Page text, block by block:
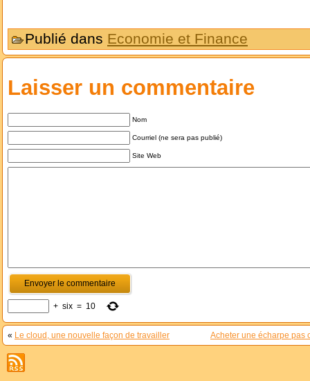
Publié dans Economie et Finance
Laisser un commentaire
Nom
Courriel (ne sera pas publié)
Site Web
+ six = 10
« Le cloud, une nouvelle façon de travailler Acheter une écharpe pas